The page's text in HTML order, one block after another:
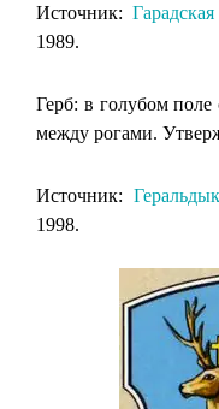
Источник:
1989.
Герб: в голубом
между рогами.
Источник:
1998.